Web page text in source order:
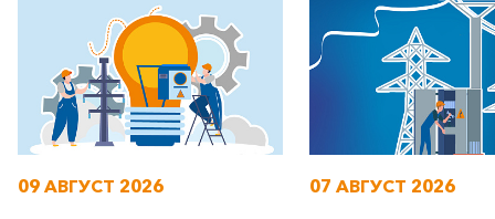
09 АВГУСТ 2026 07 АВГУСТ 2026